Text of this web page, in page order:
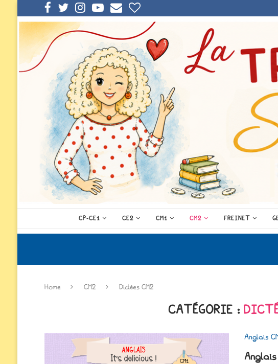
CP-CE1 CE2 CM1 CM2 FREINET
Home CM2 Dictées CM2
CATÉGORIE :
Anglais
Anglais